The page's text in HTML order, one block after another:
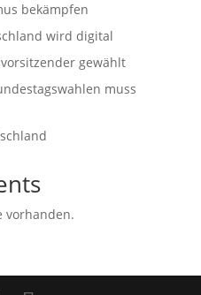
bekämpfen
wird digital
gewählt
muss
vorhanden.